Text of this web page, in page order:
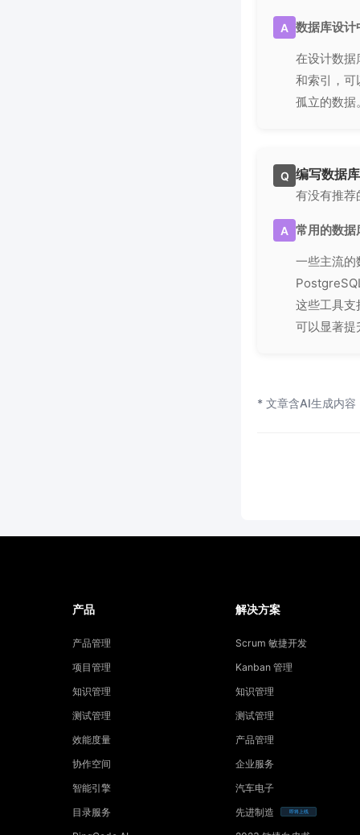
A 数据库设计
在设计数据
和索引，可
孤立的数据
Q 编写数据
有没有推荐
A 常用的数据
一些主流
这些工具支
可以显著提
* 文章含AI生成内容
产品
产品管理
项目管理
知识管理
测试管理
效能度量
协作空间
智能引擎
目录服务
解决方案
Scrum 敏捷开发
Kanban 管理
知识管理
测试管理
产品管理
企业服务
汽车电子
先进制造
即将上线